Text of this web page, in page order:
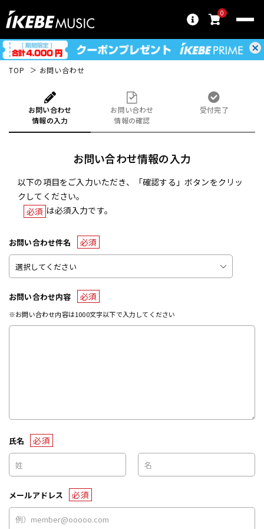
0
TOP お問い合わせ
お問い合わせ
情報の入力
お問い合わせ
情報の確認
受付完了
お問い合わせ情報の入力
以下の項目をご入力いただき、「確認する」ボタンをクリッ
クしてください。
必須 は必須入力です。
お問い合わせ件名 必須
お問い合わせ内容 必須
※お問い合わせ内容は1000文字以下で入力してください
氏名 必須
メールアドレス 必須